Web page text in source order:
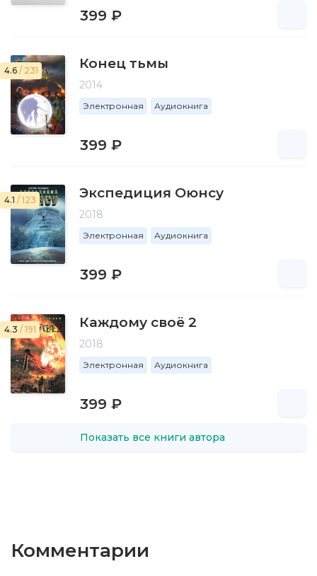
399 ₽
4.6 / 231 Конец тьмы
2014
Электронная Аудиокнига
399 ₽
4.1 / 123 Экспедиция Оюнсу
2018
Электронная Аудиокнига
399 ₽
4.3 / 191 Каждому своё 2
2018
Электронная Аудиокнига
399 ₽
Показать все книги автора
Комментарии